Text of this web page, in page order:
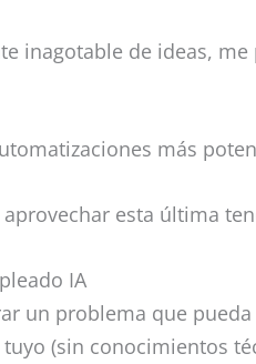
inagotable de ideas,
más
esta última
IA
un problema que
(sin conocimientos